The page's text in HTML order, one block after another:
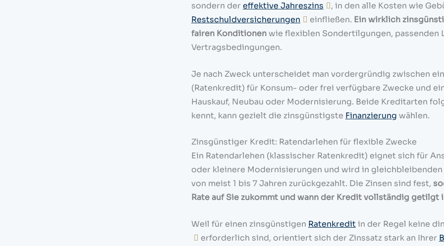
sondern der effektive Jahreszins
, in den alle Kosten wie
Restschuldversicherungen
einfließen. Ein wirklich
fairen Konditionenwie flexiblen Sondertilgungen, passenden
Vertragsbedingungen.
Je nach Zweck unterscheidet man vordergründig zwischen
(Ratenkredit) für Konsum- oder frei verfügbare Zwecke und
Hauskauf, Neubau oder Modernisierung. Beide Kreditarten
kennt, kann gezielt die zinsgünstigste Finanzierung wählen.
Zinsgünstiger Kredit: Ratendarlehen für flexible Zwecke
Ein Ratendarlehen (klassischer Ratenkredit) eignet sich für
oder kleinere Modernisierungen und wird in
von meist 1 bis 7 Jahren zurückgezahlt. Die Zinsen sind fest,
Rate auf Sie zukommt und wann der Kredit vollständig getilgt
Weil für einen zinsgünstigen Ratenkreditin der Regel keine
erforderlich sind, orientiert sich der Zinssatz stark an Ihrer